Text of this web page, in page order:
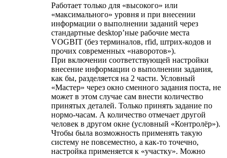
Работает только для «высокого» или
«максимального» уровня и при внесении
информации о выполнении заданий через
стандартные desktop’ные рабочие места
VOGBIT (без терминалов, rfid, штрих-кодов и
прочих современных «наворотов»).
При включении соответствующей настройки
внесение информации о выполнении задания,
как бы, разделяется на 2 части. Условный
«Мастер» через окно сменного задания поста, не
может в этом случае сам внести количество
принятых деталей. Только принять задание по
нормо-часам. А количество отмечает другой
человек в другом окне (условный «Контролёр»).
Чтобы была возможность применять такую
систему не повсеместно, а как-то точечно,
настройка применяется к «участку». Можно